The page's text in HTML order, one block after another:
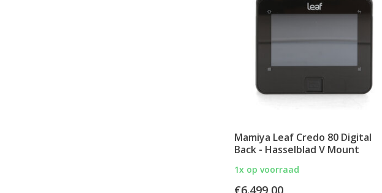
Mamiya Leaf Credo 80 Digital
Back - Hasselblad V Mount
1x op voorraad